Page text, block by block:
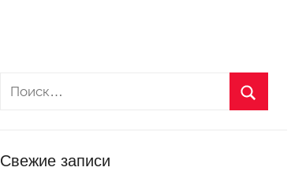
Свежие записи